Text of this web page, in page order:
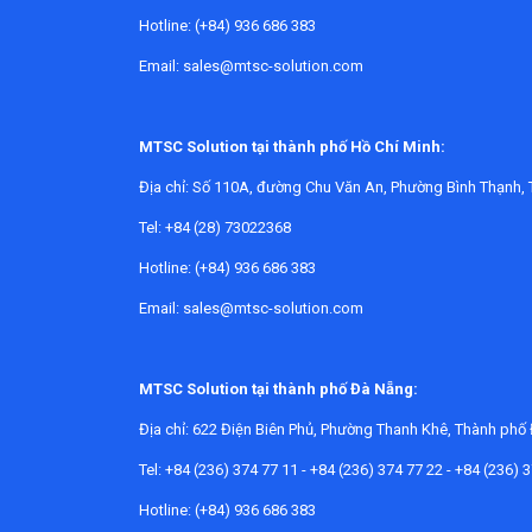
kỹ thuật làm việc hiệu quả hơn. Với những đơn
Một số dòng thiết bị thường được
có thể gặp các lỗi đặc trưng khác nhau về cảm
Một số dịch vụ tiêu biểu trong danh mục gồm
Finna và Sửa chữa máy đo độ ẩm giấy
Các lỗi thường gặp trên máy đo
Về mặt vận hành, lỗi của thiết bị có thể xuất
Cũng có các lỗi khó phát hiện hơn như độ lặp
Cảm biến đo, đầu tiếp xúc và mạch xử lý tín
Hotline: (+84) 936 686 383
Email: sales@mtsc-solution.com
MTSC Solution tại thành phố Hồ Chí Minh:
Địa chỉ: Số 110A, đường Chu Văn An, Phường Bình Thạnh,
Tel: +84 (28) 73022368
Hotline: (+84) 936 686 383
Email: sales@mtsc-solution.com
MTSC Solution tại thành phố Đà Nẵng:
Địa chỉ: 622 Điện Biên Phủ, Phường Thanh Khê, Thành
Tel: +84 (236) 374 77 11 - +84 (236) 374 77 22 - +84 (236)
Hotline: (+84) 936 686 383